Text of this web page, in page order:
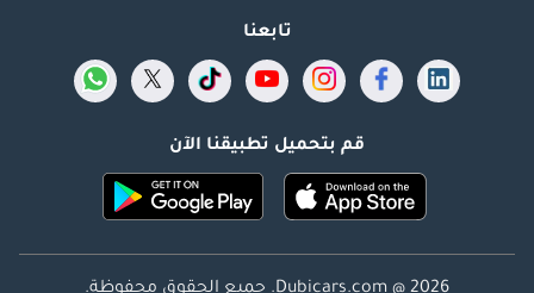
تابعنا
قم بتحميل تطبيقنا الآن
Dubicars.com @ 2026. جميع الحقوق محفوظة.